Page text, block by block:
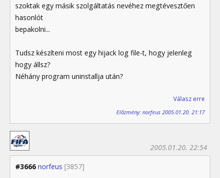
szoktak egy másik szolgáltatás nevéhez megtévesztően
hasonlót
bepakolni...
Tudsz készíteni most egy hijack log file-t, hogy jelenleg
hogy állsz?
Néhány program uninstallja után?
Válasz erre
Előzmény: norfeus 2005.01.20. 21:17
#3666 norfeus [3857]
2005.01.20. 22:54